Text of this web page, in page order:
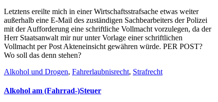
Letztens ereilte mich in einer Wirtschaftsstrafsache etwas weiter
außerhalb eine E-Mail des zuständigen Sachbearbeiters der Polizei
mit der Aufforderung eine schriftliche Vollmacht vorzulegen, da der
Herr Staatsanwalt mir nur unter Vorlage einer schriftlichen
Vollmacht per Post Akteneinsicht gewähren würde. PER POST?
Wo soll das denn stehen?
Alkohol und Drogen, Fahrerlaubnisrecht, Strafrecht
Alkohol am (Fahrrad-)Steuer